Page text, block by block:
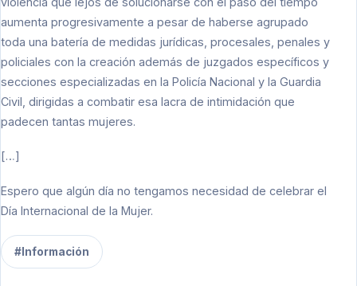
aumenta progresivamente a pesar de haberse agrupado
toda una batería de medidas jurídicas, procesales, penales y
policiales con la creación además de juzgados específicos y
secciones especializadas en la Policía Nacional y la Guardia
Civil, dirigidas a combatir esa lacra de intimidación que
padecen tantas mujeres.
[…]
Espero que algún día no tengamos necesidad de celebrar el
Día Internacional de la Mujer.
#Información